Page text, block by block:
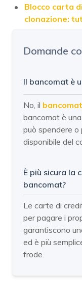
Blocco carta
clonazione:
Domande
Il bancomat è
No, il bancomat
bancomat è
può spendere o
disponibile del
È più sicura la
bancomat?
Le carte di
per pagare i
garantiscono
ed è più
frode.